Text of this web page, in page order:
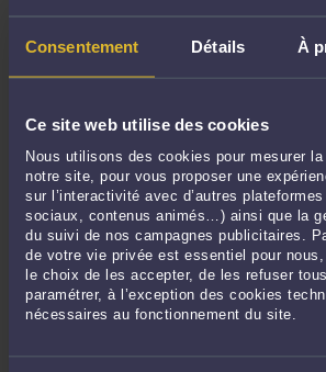
Consentement Détails À
Ce site web utilise des cookies
Nous utilisons des cookies pour mesurer
notre site, pour vous proposer une
sur l’interactivité avec d’autres
sociaux, contenus animés…) ainsi que la
du suivi de nos campagnes publicitaires.
de votre vie privée est essentiel pour
le choix de les accepter, de les refuser
paramétrer, à l’exception des cookies
nécessaires au fonctionnement du site.
ParJacques-Louis COLOMBANI
« Et pourtant, lui avait répondu Rivière, si la vie
agissons toujours comme si quelque chose
humaine...Mais quoi ? » ( Antoine de Saint- Exupéry -
Commandant de bord, Moussa Mahamane Arzika, a
un accident d'avion à l''Aéroport Diori Hamani ...Lire